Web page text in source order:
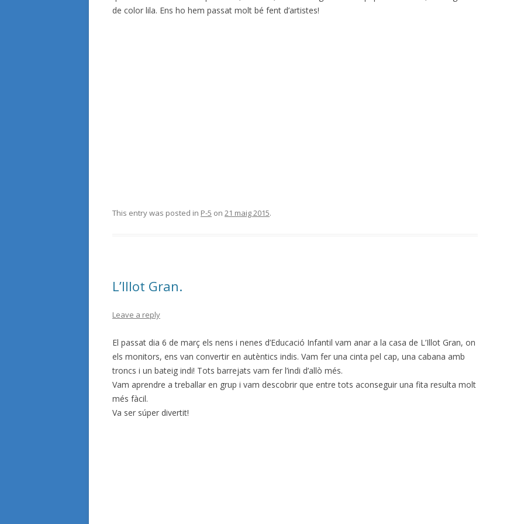
de color lila. Ens ho hem passat molt bé fent d’artistes!
This entry was posted in P-5 on 21 maig 2015.
L’Illot Gran.
Leave a reply
El passat dia 6 de març els nens i nenes d’Educació Infantil vam anar a la casa de L’Illot Gran, on
els monitors, ens van convertir en autèntics indis. Vam fer una cinta pel cap, una cabana amb
troncs i un bateig indi! Tots barrejats vam fer l’indi d’allò més.
Vam aprendre a treballar en grup i vam descobrir que entre tots aconseguir una fita resulta molt
més fàcil.
Va ser súper divertit!